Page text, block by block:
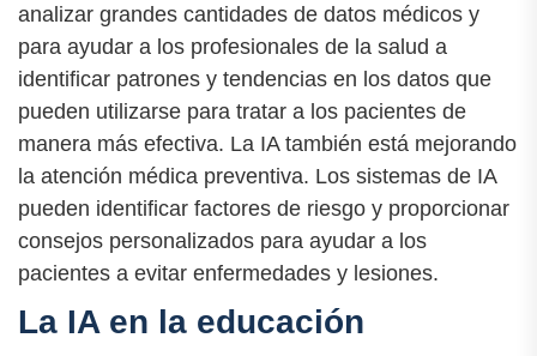
analizar grandes cantidades de datos médicos y
para ayudar a los profesionales de la salud a
identificar patrones y tendencias en los datos que
pueden utilizarse para tratar a los pacientes de
manera más efectiva. La IA también está mejorando
la atención médica preventiva. Los sistemas de IA
pueden identificar factores de riesgo y proporcionar
consejos personalizados para ayudar a los
pacientes a evitar enfermedades y lesiones.
La IA en la educación